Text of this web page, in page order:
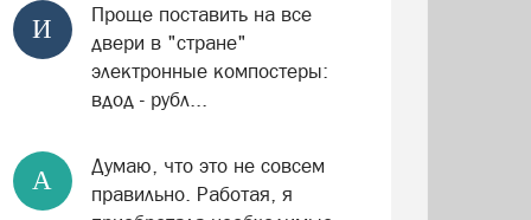
И
Проще поставить на все
двери в "стране"
электронные компостеры:
вдод - рубл...
А
Думаю, что это не совсем
правильно. Работая, я